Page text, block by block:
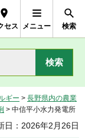
セス メニュー 検索
ギー > 長野県内の農業
> 中信平小水力発電所
日：2026年2月26日